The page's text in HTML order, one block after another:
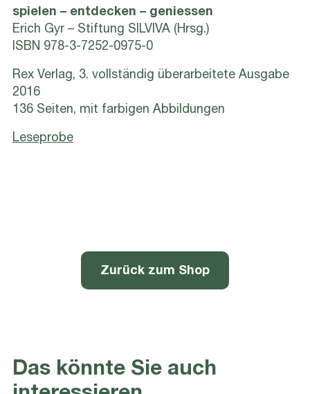
spielen – entdecken – geniessen
Erich Gyr – Stiftung SILVIVA (Hrsg.)
ISBN 978-3-7252-0975-0
Rex Verlag, 3. vollständig überarbeitete Ausgabe
2016
136 Seiten, mit farbigen Abbildungen
Leseprobe
Zurück zum Shop
Das könnte Sie auch